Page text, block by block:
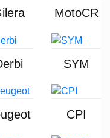
MotoCR
SYM
CPI